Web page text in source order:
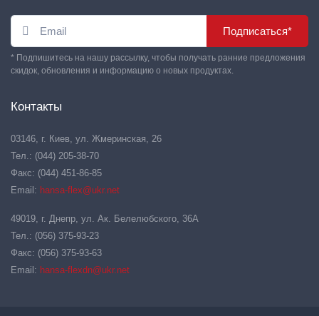
Подписаться*
* Подпишитесь на нашу рассылку, чтобы получать ранние предложения
скидок, обновления и информацию о новых продуктах.
Контакты
03146, г. Киев, ул. Жмеринская, 26
Тел.: (044) 205-38-70
Факс: (044) 451-86-85
Email: hansa-flex@ukr.net
49019, г. Днепр, ул. Ак. Белелюбского, 36А
Тел.: (056) 375-93-23
Факс: (056) 375-93-63
Email: hansa-flexdn@ukr.net